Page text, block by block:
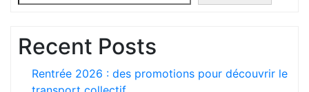
Recent Posts
Rentrée 2026 : des promotions pour découvrir le